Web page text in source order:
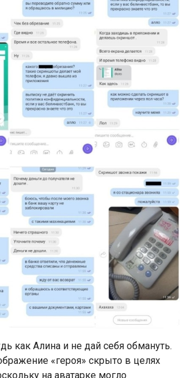
как Алина и не дай себя обмануть.
«героя» скрыто в целях
на аватарке могло